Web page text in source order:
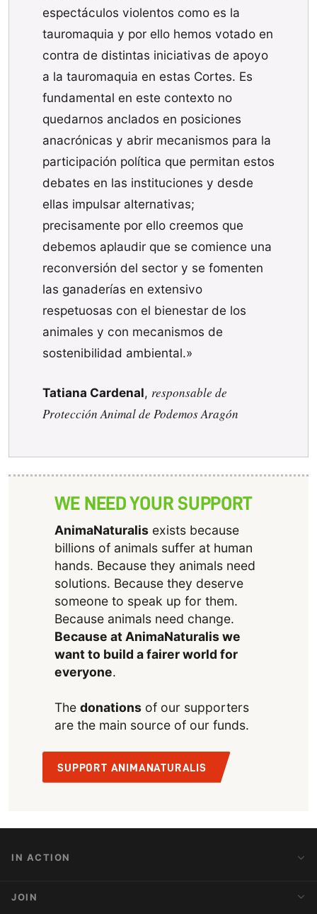
espectáculos violentos como es la
tauromaquia y por ello hemos votado en
contra de distintas iniciativas de apoyo
a la tauromaquia en estas Cortes. Es
fundamental en este contexto no
quedarnos anclados en posiciones
anacrónicas y abrir mecanismos para la
participación política que permitan estos
debates en las instituciones y desde
ellas impulsar alternativas;
precisamente por ello creemos que
debemos aplaudir que se comience una
reconversión del sector y se fomenten
las ganaderías en extensivo
respetuosas con el bienestar de los
animales y con mecanismos de
sostenibilidad ambiental.»
Tatiana Cardenal, responsable de
Protección Animal de Podemos Aragón
WE NEED YOUR SUPPORT
AnimaNaturalisexists because
billions of animals suffer at human
hands. Because they animals need
solutions. Because they deserve
someone to speak up for them.
Because animals need change.
Because at AnimaNaturalis we
want to build a fairer world for
everyone.
The donationsof our supporters
are the main source of our funds.
SUPPORT ANIMANATURALIS
IN ACTION
Action Alerts
JOIN